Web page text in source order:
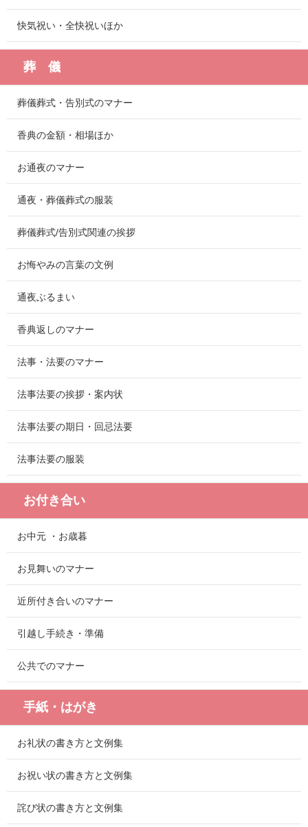
快気祝い・全快祝いほか
葬 儀
葬儀葬式・告別式のマナー
香典の金額・相場ほか
お通夜のマナー
通夜・葬儀葬式の服装
葬儀葬式/告別式関連の挨拶
お悔やみの言葉の文例
通夜ぶるまい
香典返しのマナー
法事・法要のマナー
法事法要の挨拶・案内状
法事法要の期日・回忌法要
法事法要の服装
お付き合い
お中元 ・お歳暮
お見舞いのマナー
近所付き合いのマナー
引越し手続き・準備
公共でのマナー
手紙・はがき
お礼状の書き方と文例集
お祝い状の書き方と文例集
詫び状の書き方と文例集